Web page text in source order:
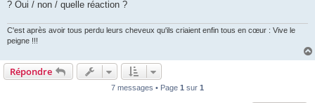
? Oui / non / quelle réaction ?
C'est après avoir tous perdu leurs cheveux qu'ils criaient enfin tous en cœur : Vive le
peigne !!!
Répondre
7 messages • Page 1 sur 1